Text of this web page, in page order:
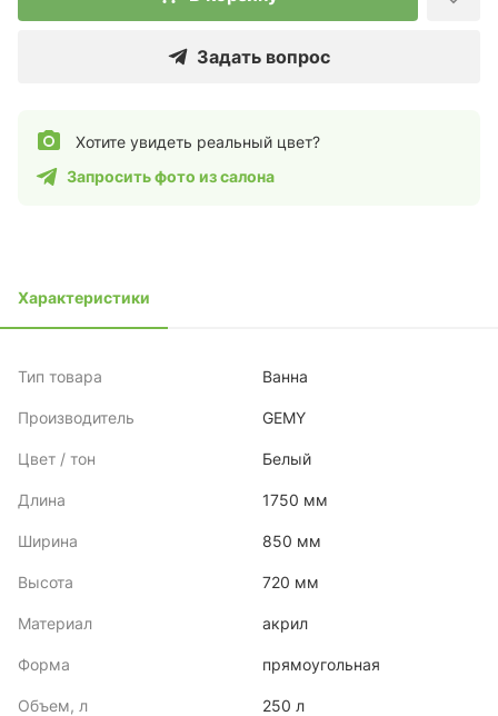
Задать вопрос
Хотите увидеть реальный цвет?
Запросить фото из салона
Характеристики
Тип товара Ванна
Производитель GEMY
Цвет / тон Белый
Длина 1750 мм
Ширина 850 мм
Высота 720 мм
Материал акрил
Форма прямоугольная
Объем, л 250 л